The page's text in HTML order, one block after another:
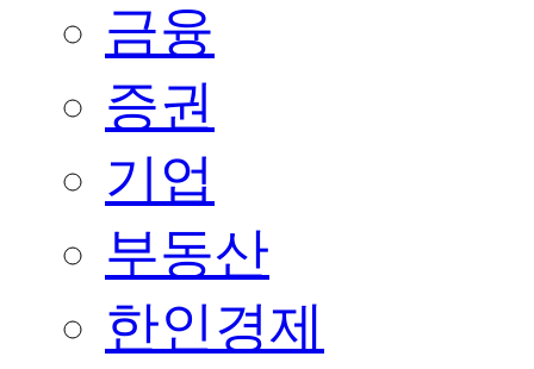
금융
증권
기업
부동산
한인경제